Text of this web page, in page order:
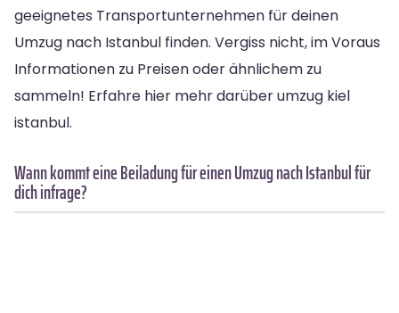
geeignetes Transportunternehmen für deinen
Umzug nach Istanbul finden. Vergiss nicht, im Voraus
Informationen zu Preisen oder ähnlichem zu
sammeln! Erfahre hier mehr darüber umzug kiel
istanbul.
Wann kommt eine Beiladung für einen Umzug nach Istanbul für
dich infrage?